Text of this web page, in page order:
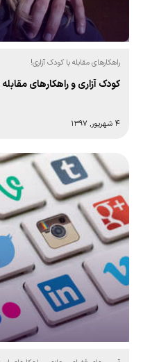
راهکارهای مقابله با کودک آزاری!
کودک آزاری و راهکارهای
۴ شهریور, ۱۳۹۷